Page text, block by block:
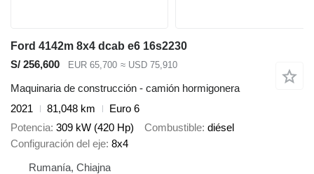
Ford 4142m 8x4 dcab e6 16s2230
S/ 256,600
EUR 65,700 ≈ USD 75,910
Maquinaria de construcción - camión hormigonera
2021
81,048 km
Euro 6
Potencia 309 kW (420 Hp) Combustible diésel
Configuración del eje 8x4
Rumanía, Chiajna